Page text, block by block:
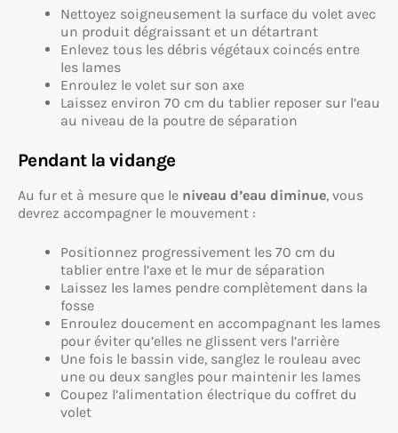
Nettoyez soigneusement la surface du volet avec
un produit dégraissant et un détartrant
Enlevez tous les débris végétaux coincés entre
les lames
Enroulez le volet sur son axe
Laissez environ 70 cm du tablier reposer sur l’eau
au niveau de la poutre de séparation
Pendant la vidange
Au fur et à mesure que le niveau d’eau diminue, vous
devrez accompagner le mouvement :
Positionnez progressivement les 70 cm du
tablier entre l’axe et le mur de séparation
Laissez les lames pendre complètement dans la
fosse
Enroulez doucement en accompagnant les lames
pour éviter qu’elles ne glissent vers l’arrière
Une fois le bassin vide, sanglez le rouleau avec
une ou deux sangles pour maintenir les lames
Coupez l’alimentation électrique du coffret du
volet